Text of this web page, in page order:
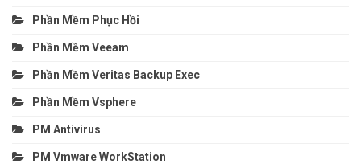
Phần Mềm Phục Hồi
Phần Mềm Veeam
Phần Mềm Veritas Backup Exec
Phần Mềm Vsphere
PM Antivirus
PM Vmware WorkStation